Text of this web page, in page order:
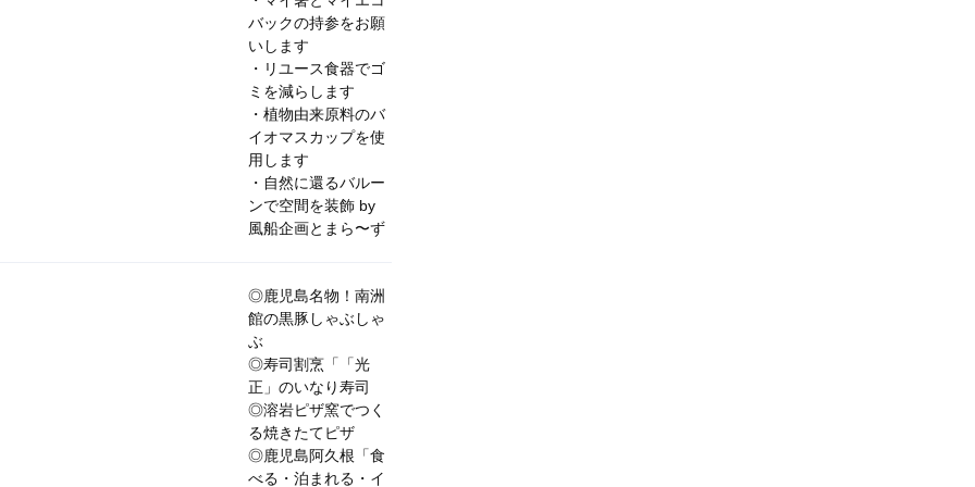
バックの持参をお願
いします
・リユース食器でゴ
ミを減らします
・植物由来原料のバ
イオマスカップを使
用します
・自然に還るバルー
ンで空間を装飾 by
風船企画とまら〜ず
◎鹿児島名物！ 南洲
館の黒豚しゃぶしゃ
ぶ
◎寿司割烹「「光
正」のいなり寿司
◎溶岩ピザ窯でつく
る焼きたてピザ
◎鹿児島阿久根「食
べる・泊まれる・イ